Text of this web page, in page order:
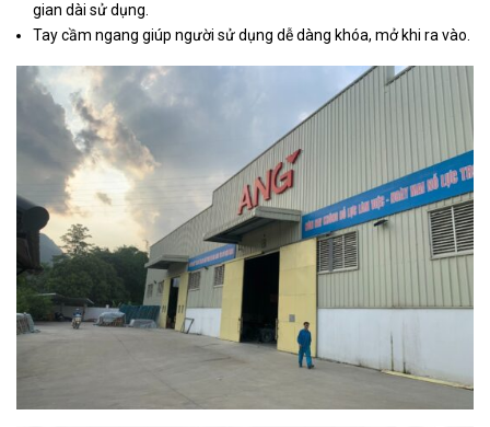
gian dài sử dụng.
Tay cầm ngang giúp người sử dụng dễ dàng khóa, mở khi ra vào.